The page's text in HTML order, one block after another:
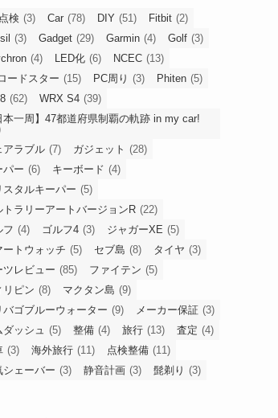
検 (3) Car (78) DIY (51) Fitbit (2)
(3) Gadget (29) Garmin (4) Golf (3)
(4) LED化 (6) NCEC (13)
ードスター (15) PC周り (3) Phiten (5)
(62) WRX S4 (39)
本一周】47都道府県制覇の軌跡 in my car!
アラブル (7) ガジェット (28)
パー (6) キーボード (4)
スタルキーパー (5)
トラリーアートバージョンR (22)
フ (4) ゴルフ4 (3) ジャガーXE (5)
ートウォッチ (5) セブ島 (8) タイヤ (3)
ツレビュー (85) ファイテン (5)
リピン (8) マクタン島 (9)
バゴブルーウォーター (9) メーカー保証 (3)
ダッシュ (5) 整備 (4) 旅行 (13) 査定 (4)
(3) 海外旅行 (11) 点検整備 (11)
シェーバー (3) 静音計画 (3) 髭剃り (3)